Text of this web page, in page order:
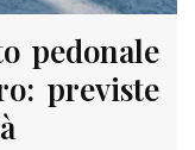
pedonale
previste